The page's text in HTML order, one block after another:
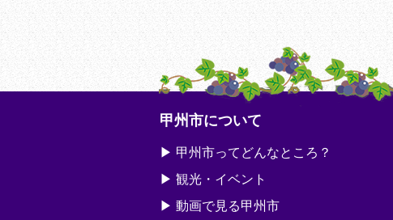
甲州市について
甲州市ってどんなところ？
観光・イベント
動画で見る甲州市